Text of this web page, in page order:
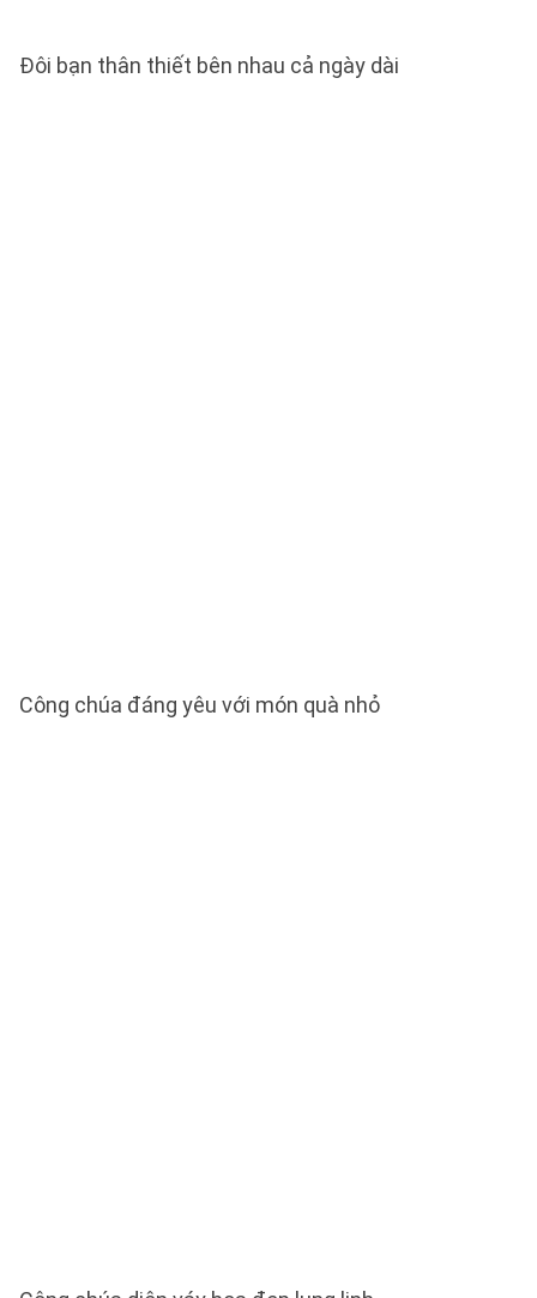
Đôi bạn thân thiết bên nhau cả ngày dài
Công chúa đáng yêu với món quà nhỏ